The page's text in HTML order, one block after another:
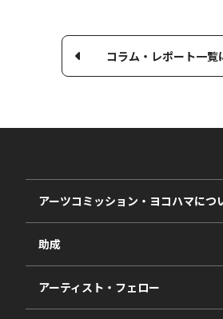
コラム・レポート一覧
アーツコミッション・ヨコハマにつ
事業紹介
事業報告書
助成
2027年度
2026年度
アーティスト・フェロー